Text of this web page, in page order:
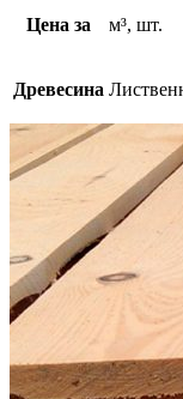
Цена за м³, шт.
Древесина